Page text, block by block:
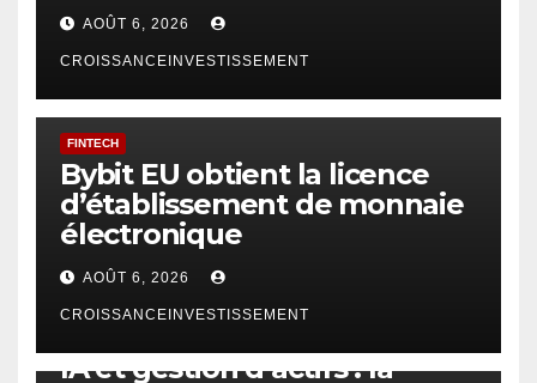
AOÛT 6, 2026
CROISSANCEINVESTISSEMENT
FINTECH
Bybit EU obtient la licence
d’établissement de monnaie
électronique
AOÛT 6, 2026
CROISSANCEINVESTISSEMENT
IA et gestion d’actifs : la